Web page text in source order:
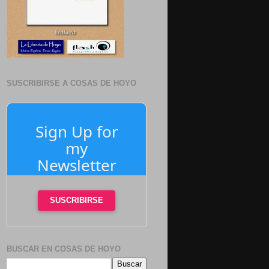
SUSCRIBIRSE A COSAS DE HOYO
Sign Up for
my
Newsletter
SUSCRIBIRSE
BUSCAR EN COSAS DE HOYO